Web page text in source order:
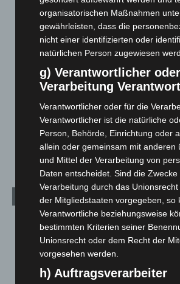
Corona-News
Hannover und Region
Langenhagen und Ortsteile
Leserbriefe
Menschen
Über uns
Veranstaltungen
Archiv
August 2026(9)
Juli 2026(73)
Juni 2026(139)
Mai 2026(99)
organisatorischen Maßnahmen
gewährleisten, dass die
nicht einer identifizierten oder
natürlichen Person zugewiesen
g) Verantwortlicher
Verarbeitung
Verantwortlicher oder für die
Verantwortlicher ist die natürliche
Person, Behörde, Einrichtung oder
allein oder gemeinsam mit anderen
und Mittel der Verarbeitung von
Daten entscheidet. Sind die
Verarbeitung durch das
der Mitgliedstaaten vorgegeben, so
Verantwortliche beziehungsweise
bestimmten Kriterien seiner
Unionsrecht oder dem Recht der
vorgesehen werden.
h) Auftragsverarbeiter